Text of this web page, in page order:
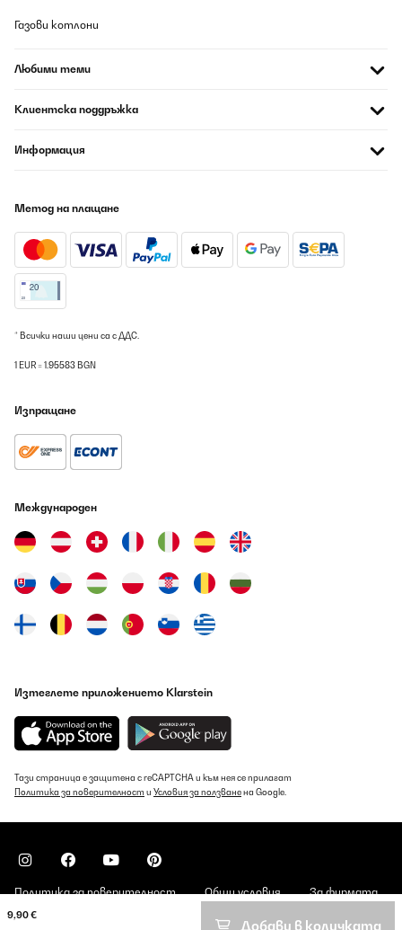
9,90 €
Добави в количката
Газови котлони
Любими теми
Клиентска поддръжка
Информация
Метод на плащане
* Всички наши цени са с ДДС.
1 EUR = 1.95583 BGN
Изпращане
Международен
Изтеглете приложението Klarstein
Тази страница е защитена с reCAPTCHA и към нея се прилагат
Политика за поверителност и Условия за ползванена Google.
Политика за поверителност Общи условия За фирмата